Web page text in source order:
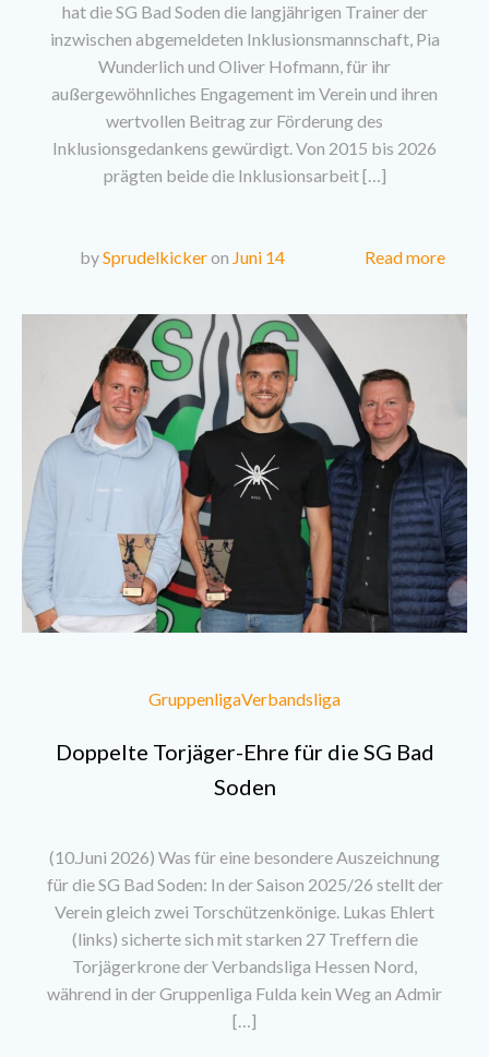
hat die SG Bad Soden die langjährigen Trainer der
inzwischen abgemeldeten Inklusionsmannschaft, Pia
Wunderlich und Oliver Hofmann, für ihr
außergewöhnliches Engagement im Verein und ihren
wertvollen Beitrag zur Förderung des
Inklusionsgedankens gewürdigt. Von 2015 bis 2026
prägten beide die Inklusionsarbeit […]
bySprudelkickeron Juni 14 Read more
GruppenligaVerbandsliga
Doppelte Torjäger-Ehre für die SG Bad
Soden
(10.Juni 2026) Was für eine besondere Auszeichnung
für die SG Bad Soden: In der Saison 2025/26 stellt der
Verein gleich zwei Torschützenkönige. Lukas Ehlert
(links) sicherte sich mit starken 27 Treffern die
Torjägerkrone der Verbandsliga Hessen Nord,
während in der Gruppenliga Fulda kein Weg an Admir
[…]